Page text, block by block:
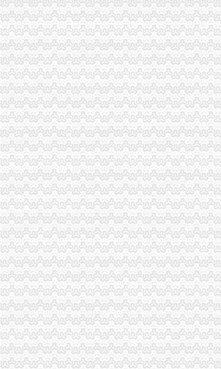
申请海关报关单位注册登记证书,海关报关注册信息年
海关报关单位注册登记证书-荣誉证书-常州市金坛区
报关注册登记证书在海关哪个部门办理？-实务问答-
海关进出口货物收发货人报关注册登记证书过期怎样
变更人后海关报关注册登记证书要办理变更需要哪些
海关进出口货物报关登记证(英文翻译模板)_Sunny_新
进出口企业登记证全称是什么；它和海关报关登记证
海关注册登记证书年检_政务咨询_浙江电子口岸
北京海关：进出口货物收发货人报关注册登记证证书
报关企业应自“中华共和国海关报关企业报关注册登记
拱北海关：关于报关注册登记证书换证问题-报关员网-
海关进出口货物收发货人报关注册登记证书-公司动
《海关进出口货物收发货人报关注册登记证书》有效
海关登记证书到期-会计之家-PoweredbyDiscuz!
报关登记证过期海关加急服务_报关报检_中国贸易金
变更人后海关报关注册登记证书要办理变更需要哪些
企业的《中华共和国海关进出口货物收发货人报关注
中华共和国海关进出口货人报关注册登记证书逾期年